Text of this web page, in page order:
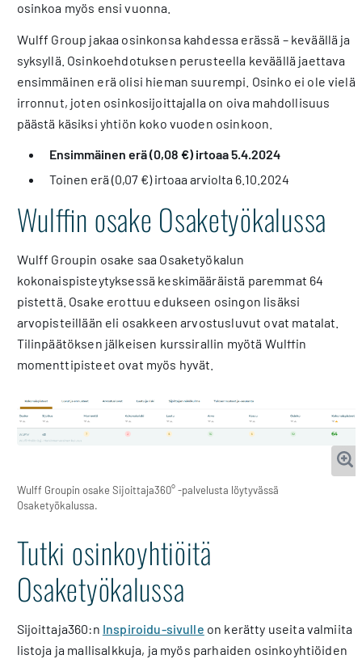
osinkoa myös ensi vuonna.
Wulff Group jakaa osinkonsa kahdessa erässä – keväällä ja
syksyllä. Osinkoehdotuksen perusteella keväällä jaettava
ensimmäinen erä olisi hieman suurempi. Osinko ei ole vielä
irronnut, joten osinkosijoittajalla on oiva mahdollisuus
päästä käsiksi yhtiön koko vuoden osinkoon.
Ensimmäinen erä (0,08 €) irtoaa 5.4.2024
Toinen erä (0,07 €) irtoaa arviolta 6.10.2024
Wulffin osake Osaketyökalussa
Wulff Groupin osake saa Osaketyökalun
kokonaispisteytyksessä keskimääräistä paremmat 64
pistettä. Osake erottuu edukseen osingon lisäksi
arvopisteillään eli osakkeen arvostusluvut ovat matalat.
Tilinpäätöksen jälkeisen kurssirallin myötä Wulffin
momenttipisteet ovat myös hyvät.
Wulff Groupin osake Sijoittaja360° -palvelusta löytyvässä
Osaketyökalussa.
Tutki osinkoyhtiöitä
Osaketyökalussa
Sijoittaja360:n Inspiroidu-sivulle on kerätty useita valmiita
listoja ja mallisalkkuja, ja myös parhaiden osinkoyhtiöiden